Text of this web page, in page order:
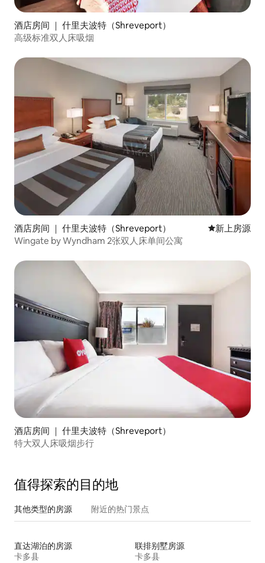
酒店房间 ｜ 什里夫波特（Shreveport）
高级标准双人床吸烟
酒店房间 ｜ 什里夫波特（Shreveport） 新房源
新上房源
Wingate by Wyndham 2张双人床单间公寓
酒店房间 ｜ 什里夫波特（Shreveport）
特大双人床吸烟步行
值得探索的目的地
其他类型的房源 附近的热门景点
直达湖泊的房源
卡多县
联排别墅房源
卡多县